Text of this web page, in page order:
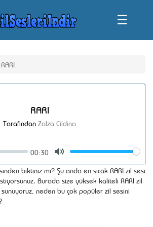
☰
RARI
RARI
Tarafından Zalza Cildina
00:30
Volume
bıktınız mı? Şu anda en sıcak RARI zil sesi
Burada size yüksek kaliteli RARI zil
neden bu çok popüler zil sesini